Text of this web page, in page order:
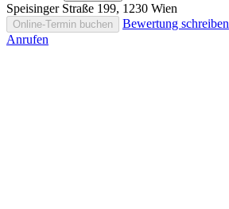
Speisinger Straße 199, 1230 Wien
Online-Termin buchen
Bewertung schreiben
Anrufen